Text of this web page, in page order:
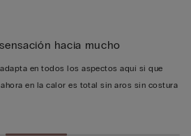
hacia mucho
en todos los aspectos aquí si que
en la calor es total sin aros sin costura